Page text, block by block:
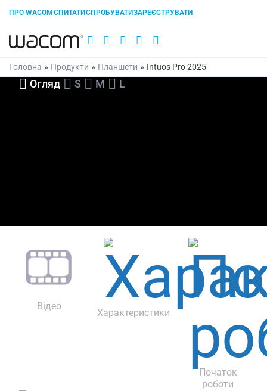
ПРО WACOM СПИТАТИ СПРОБУВАТИ ЗАРЕЄСТРУВАТИ
Головна » Продукти » Планшети » Intuos Pro 2025
Огляд S M L
Відео
Характеристики
Початок
роботи